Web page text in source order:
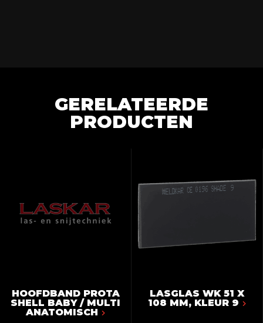
GERELATEERDE
PRODUCTEN
HOOFDBAND PROTA
SHELL BABY / MULTI
ANATOMISCH
LASGLAS WK 51 X
108 MM, KLEUR 9